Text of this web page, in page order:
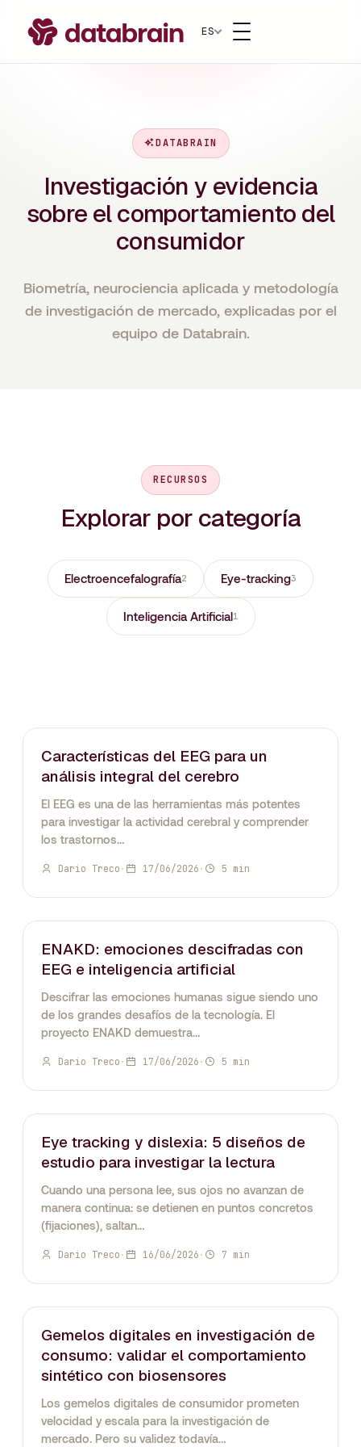
ES
DATABRAIN
Investigación y evidencia
sobre el comportamiento del
consumidor
Biometría, neurociencia aplicada y metodología
de investigación de mercado, explicadas por el
equipo de Databrain.
RECURSOS
Explorar por categoría
Electroencefalografía2 Eye-tracking3
Inteligencia Artificial1
Características del EEG para un
análisis integral del cerebro
El EEG es una de las herramientas más potentes
para investigar la actividad cerebral y comprender
los trastornos…
Dario Treco · 17/06/2026 · 5 min
ELECTROENCEFALOGRAFÍA
ENAKD: emociones descifradas con
EEG e inteligencia artificial
Descifrar las emociones humanas sigue siendo uno
de los grandes desafíos de la tecnología. El
proyecto ENAKD demuestra…
Dario Treco · 17/06/2026 · 5 min
EYE-TRACKING
Eye tracking y dislexia: 5 diseños de
estudio para investigar la lectura
Cuando una persona lee, sus ojos no avanzan de
manera continua: se detienen en puntos concretos
(fijaciones), saltan…
Dario Treco · 16/06/2026 · 7 min
INTELIGENCIA ARTIFICIAL
Gemelos digitales en investigación de
consumo: validar el comportamiento
sintético con biosensores
Los gemelos digitales de consumidor prometen
velocidad y escala para la investigación de
mercado. Pero su validez todavía…